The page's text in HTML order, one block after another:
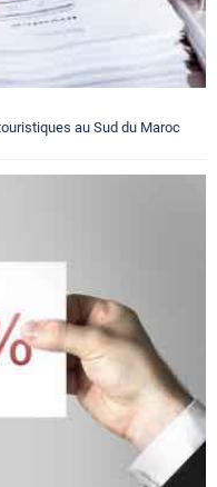
au Sud du Maroc